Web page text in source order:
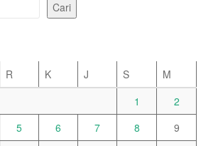
Cari
R K J S
M
1
2
5 6 7 8
9